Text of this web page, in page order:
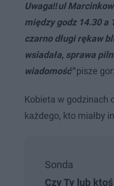
Uwaga‼️ul
między godz 14.30 a
czarno długi rękaw
wsiadała, sprawa
wiadomość"pisze
Kobieta w godzinach
każdego, kto miałby
Sonda
Czy Ty lub